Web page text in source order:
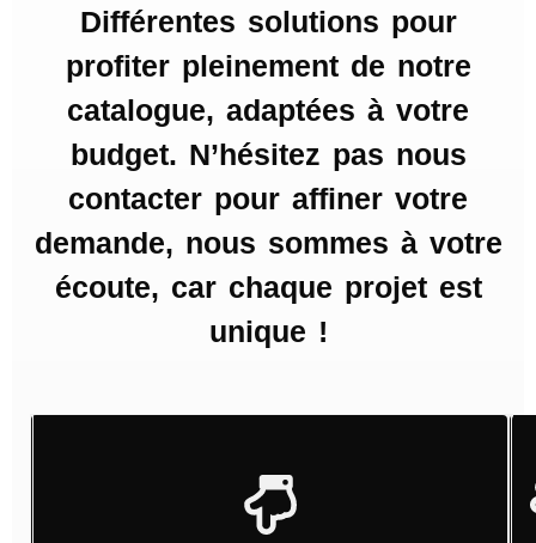
Différentes solutions pour
profiter pleinement de notre
catalogue, adaptées à votre
budget. N’hésitez pas nous
contacter pour affiner votre
demande, nous sommes à votre
écoute, car chaque projet est
unique !